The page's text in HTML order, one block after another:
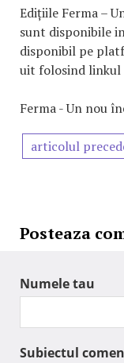
Edițiile Ferma –
sunt disponibile
disponibil pe
uit folosind linkul
Ferma - Un nou
articolul
Posteaza
Numele tau
Subiectul